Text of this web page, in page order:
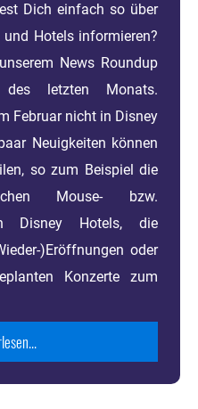
Dich einfach so über
Hotels informieren?
News Roundup
letzten Monats.
Februar nicht in Disney
Neuigkeiten können
so zum Beispiel die
Mouse- bzw.
Disney Hotels, die
)Eröffnungen oder
Konzerte zum